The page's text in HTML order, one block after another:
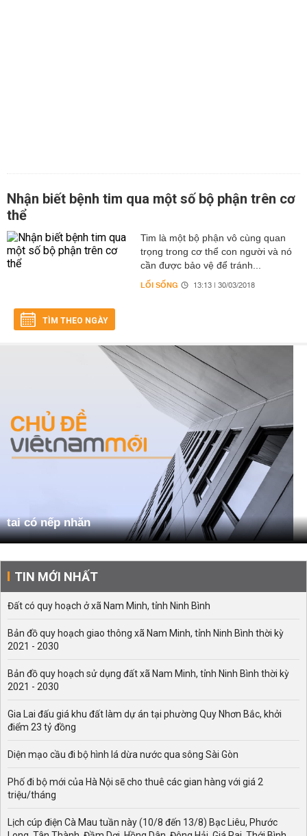
Nhận biết bệnh tim qua một số bộ phận trên cơ
thể
Tim là một bộ phận vô cùng quan
trọng trong cơ thể con người và nó
cần được bảo vệ để tránh...
LỐI SỐNG 13:13 | 30/03/2018
TÌM THEO NGÀY
tai có nếp nhăn
TIN MỚI NHẤT
Đất có quy hoạch ở xã Nam Minh, tỉnh Ninh Bình
Bản đồ quy hoạch giao thông xã Nam Minh, tỉnh Ninh Bình thời kỳ
2021 - 2030
Bản đồ quy hoạch sử dụng đất xã Nam Minh, tỉnh Ninh Bình thời kỳ
2021 - 2030
Gia Lai đấu giá khu đất làm dự án tại phường Quy Nhơn Bắc, khởi
điểm 23 tỷ đồng
Diện mạo cầu đi bộ hình lá dừa nước qua sông Sài Gòn
Phố đi bộ mới của Hà Nội sẽ cho thuê các gian hàng với giá 2
triệu/tháng
Lịch cúp điện Cà Mau tuần này (10/8 đến 13/8) Bạc Liêu, Phước